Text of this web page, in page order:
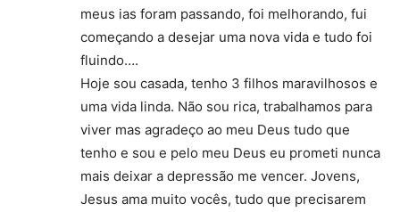
meus ias foram passando, foi melhorando, fui
começando a desejar uma nova vida e tudo foi
fluindo….
Hoje sou casada, tenho 3 filhos maravilhosos e
uma vida linda. Não sou rica, trabalhamos para
viver mas agradeço ao meu Deus tudo que
tenho e sou e pelo meu Deus eu prometi nunca
mais deixar a depressão me vencer. Jovens,
Jesus ama muito vocês, tudo que precisarem